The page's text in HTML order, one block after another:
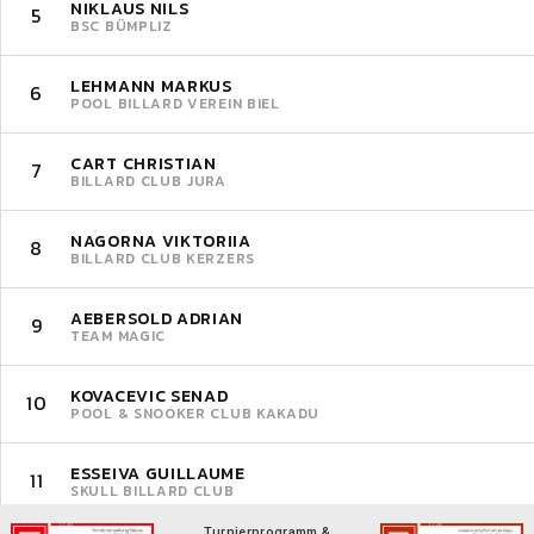
5 NIKLAUS NILS
BSC BÜMPLIZ
6 LEHMANN MARKUS
POOL BILLARD VEREIN BIEL
7 CART CHRISTIAN
BILLARD CLUB JURA
8 NAGORNA VIKTORIIA
BILLARD CLUB KERZERS
9 AEBERSOLD ADRIAN
TEAM MAGIC
10 KOVACEVIC SENAD
POOL & SNOOKER CLUB KAKADU
11 ESSEIVA GUILLAUME
SKULL BILLARD CLUB